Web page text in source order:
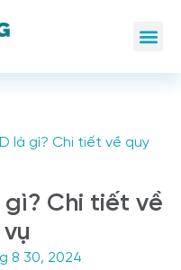
là gì? Chi tiết về quy
gì? Chi tiết về
8 30, 2024